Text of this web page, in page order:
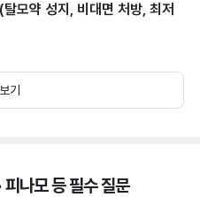
모약 성지, 비대면 처방, 최저
기
나모 등 필수 질문